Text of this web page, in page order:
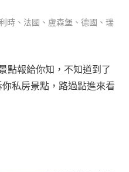
時、法國、盧森堡、德國、瑞
點報給你知，不知道到了
私房景點，路過點進來看